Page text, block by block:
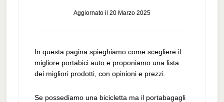
Aggiornato il 20 Marzo 2025
In questa pagina spieghiamo come scegliere il
migliore portabici auto e proponiamo una lista
dei migliori prodotti, con opinioni e prezzi.
Se possediamo una bicicletta ma il portabagagli